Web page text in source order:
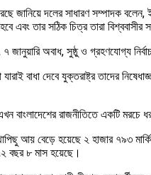
জানিয়ে দলের সাধারণ সম্পাদক
এবং তার সঠিক চিত্র তারা বিশ্ববাসীর
৭ জানুয়ারি অবাধ, সুষ্ঠু ও গ্রহণযোগ্য
যারাই বাধা দেবে যুক্তরাষ্ট্র তাদের
বাংলাদেশের রাজনীতিতে একটি
আয় বেড়ে হয়েছে ২ হাজার ৭৯৩
বছর ৮ মাস হয়েছে।